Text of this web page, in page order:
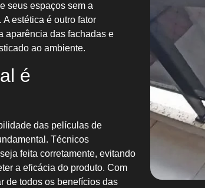
seus espaços sem a
estética é outro fator
aparência das fachadas e
ao ambiente.
é
das películas de
Técnicos
feita corretamente, evitando
a eficácia do produto. Com
de todos os benefícios das